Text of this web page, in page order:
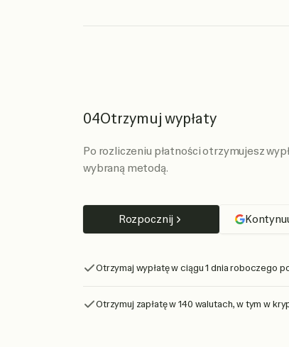
04Otrzymuj wypłaty
Po rozliczeniu płatności otrzymujesz
wybraną metodą.
Rozpocznij
Otrzymaj wypłatę w ciągu 1 dnia roboczego
Otrzymuj zapłatę w 140 walutach, w tym w